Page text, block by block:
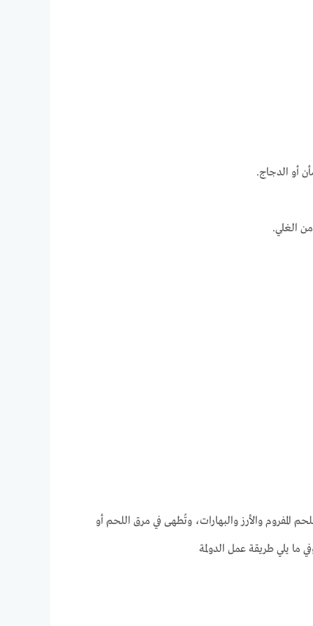
أو الدجاج.
المفروم والأرز والبهارات، وتُطهى في مرق اللحم أو
ما يلي طريقة عمل الدولمة